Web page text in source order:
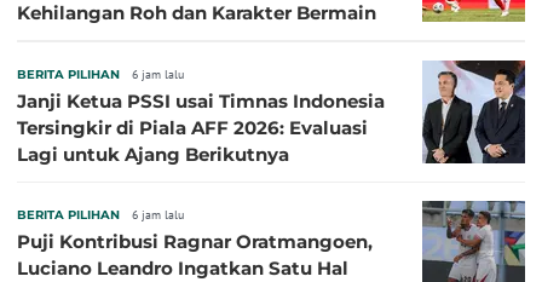
Kehilangan Roh dan Karakter Bermain
BERITA PILIHAN 6 jam lalu
Janji Ketua PSSI usai Timnas Indonesia
Tersingkir di Piala AFF 2026: Evaluasi
Lagi untuk Ajang Berikutnya
BERITA PILIHAN 6 jam lalu
Puji Kontribusi Ragnar Oratmangoen,
Luciano Leandro Ingatkan Satu Hal